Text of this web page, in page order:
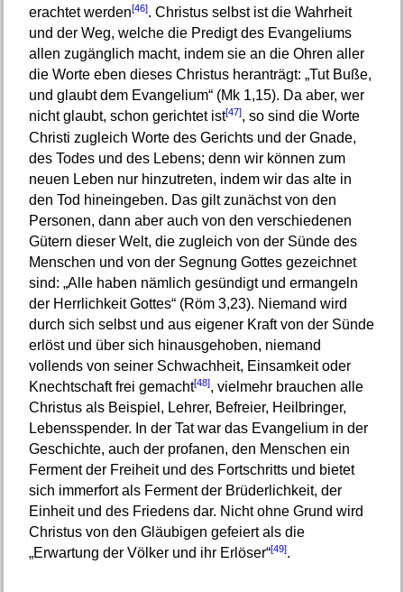
erachtet werden[46]. Christus selbst ist die Wahrheit
und der Weg, welche die Predigt des Evangeliums
allen zugänglich macht, indem sie an die Ohren aller
die Worte eben dieses Christus heranträgt: „Tut Buße,
und glaubt dem Evangelium“ (Mk 1,15). Da aber, wer
nicht glaubt, schon gerichtet ist[47], so sind die Worte
Christi zugleich Worte des Gerichts und der Gnade,
des Todes und des Lebens; denn wir können zum
neuen Leben nur hinzutreten, indem wir das alte in
den Tod hineingeben. Das gilt zunächst von den
Personen, dann aber auch von den verschiedenen
Gütern dieser Welt, die zugleich von der Sünde des
Menschen und von der Segnung Gottes gezeichnet
sind: „Alle haben nämlich gesündigt und ermangeln
der Herrlichkeit Gottes“ (Röm 3,23). Niemand wird
durch sich selbst und aus eigener Kraft von der Sünde
erlöst und über sich hinausgehoben, niemand
vollends von seiner Schwachheit, Einsamkeit oder
Knechtschaft frei gemacht[48], vielmehr brauchen alle
Christus als Beispiel, Lehrer, Befreier, Heilbringer,
Lebensspender. In der Tat war das Evangelium in der
Geschichte, auch der profanen, den Menschen ein
Ferment der Freiheit und des Fortschritts und bietet
sich immerfort als Ferment der Brüderlichkeit, der
Einheit und des Friedens dar. Nicht ohne Grund wird
Christus von den Gläubigen gefeiert als die
„Erwartung der Völker und ihr Erlöser“[49].